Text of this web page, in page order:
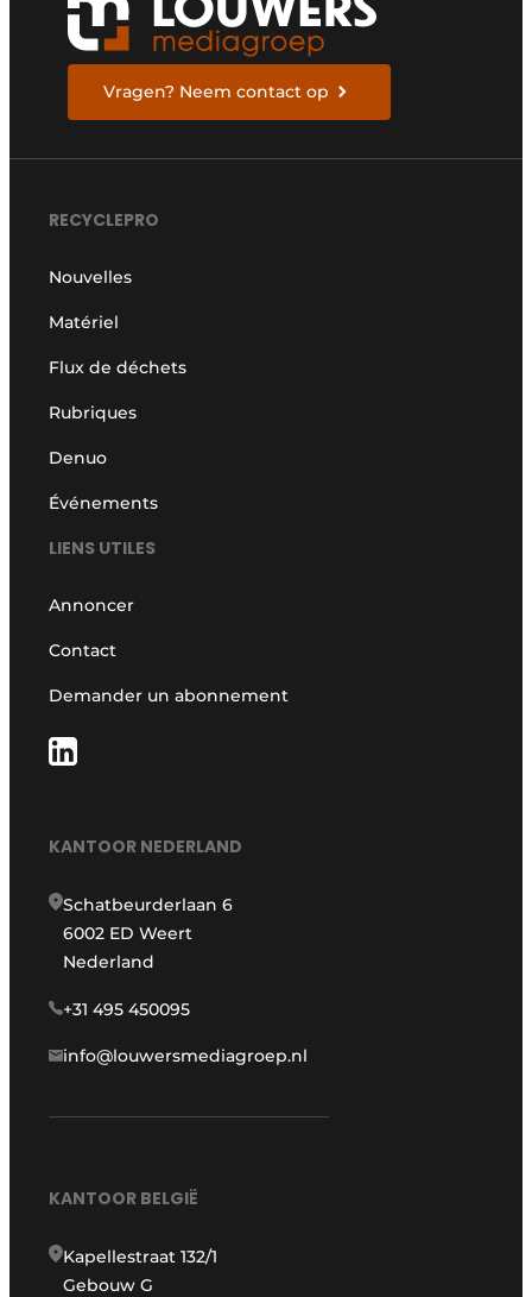
Vragen? Neem contact op
RECYCLEPRO
Nouvelles
Matériel
Flux de déchets
Rubriques
Denuo
Événements
LIENS UTILES
Annoncer
Contact
Demander un abonnement
KANTOOR NEDERLAND
Schatbeurderlaan 6
6002 ED Weert
Nederland
+31 495 450095
info@louwersmediagroep.nl
KANTOOR BELGIË
Kapellestraat 132/1
Gebouw G